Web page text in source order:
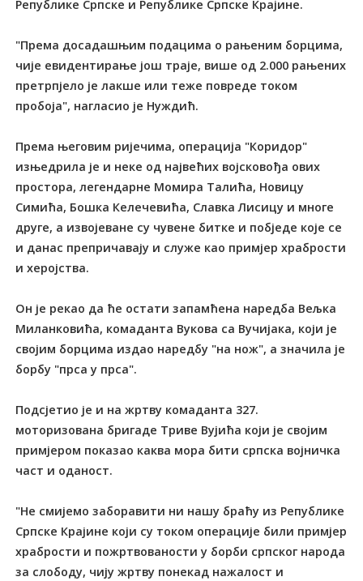
Републике Српске и Републике Српске Крајине.
"Према досадашњим подацима о рањеним борцима,
чије евидентирање још траје, више од 2.000 рањених
претрпјело је лакше или теже повреде током
пробоја", нагласио је Нуждић.
Према његовим ријечима, операција "Коридор"
изњедрила је и неке од највећих војсковођа ових
простора, легендарне Момира Талића, Новицу
Симића, Бошка Келечевића, Славка Лисицу и многе
друге, а извојеване су чувене битке и побједе које се
и данас препричавају и служе као примјер храбрости
и херојства.
Он је рекао да ће остати запамћена наредба Вељка
Миланковића, комаданта Вукова са Вучијака, који је
својим борцима издао наредбу "на нож", а значила је
борбу "прса у прса".
Подсјетио је и на жртву комаданта 327.
моторизована бригаде Триве Вујића који је својим
примјером показао каква мора бити српска војничка
част и оданост.
"Не смијемо заборавити ни нашу браћу из Републике
Српске Крајине који су током операције били примјер
храбрости и пожртвованости у борби српског народа
за слободу, чију жртву понекад нажалост и